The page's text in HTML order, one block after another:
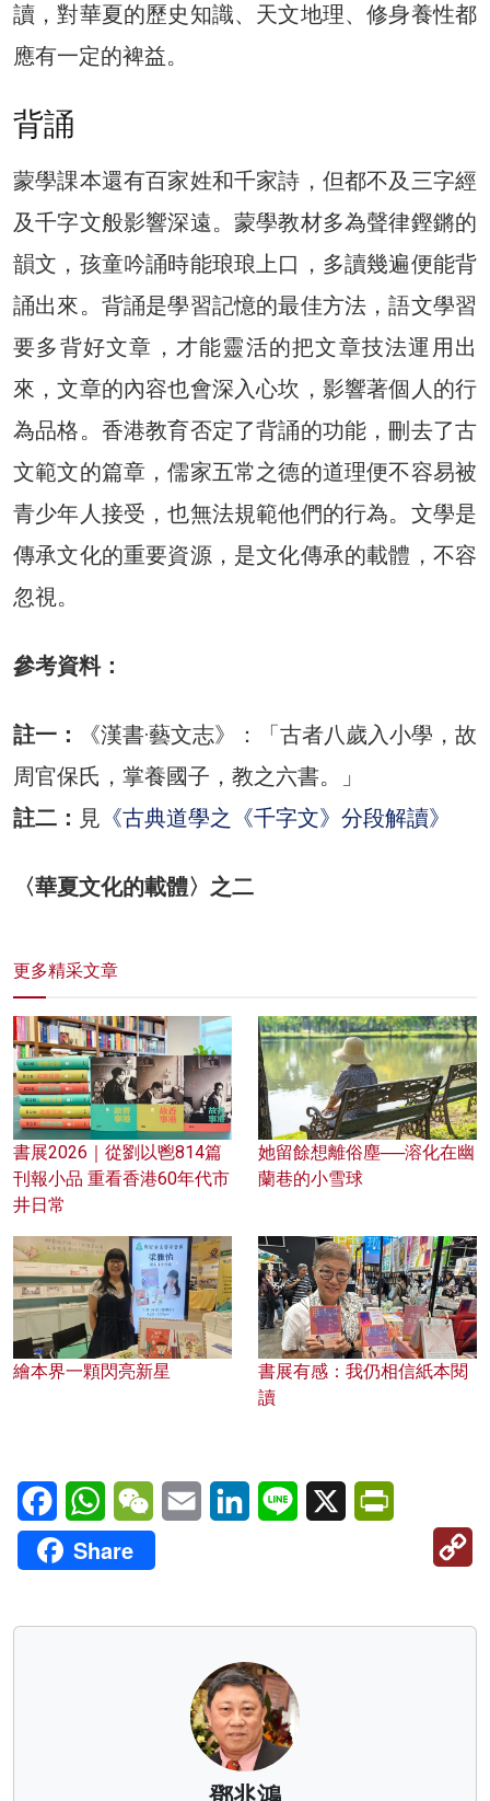
讀，對華夏的歷史知識、天文地理、修身養性都
應有一定的裨益。
背誦
蒙學課本還有百家姓和千家詩，但都不及三字經
及千字文般影響深遠。蒙學教材多為聲律鏗鏘的
韻文，孩童吟誦時能琅琅上口，多讀幾遍便能背
誦出來。背誦是學習記憶的最佳方法，語文學習
要多背好文章，才能靈活的把文章技法運用出
來，文章的內容也會深入心坎，影響著個人的行
為品格。香港教育否定了背誦的功能，刪去了古
文範文的篇章，儒家五常之德的道理便不容易被
青少年人接受，也無法規範他們的行為。文學是
傳承文化的重要資源，是文化傳承的載體，不容
忽視。
參考資料：
註一：
《漢書·藝文志》：「古者八歲入小學，故
周官保氏，掌養國子，教之六書。」
註二： 見 《古典道學之《千字文》分段解讀》
〈華夏文化的載體〉之二
更多精采文章
書展2026｜從劉以鬯814篇
刊報小品 重看香港60年代市
井日常
她留餘想離俗塵──溶化在幽
蘭巷的小雪球
繪本界一顆閃亮新星
書展有感：我仍相信紙本閱
讀
FacebookWhatsAppWeChatEmail LinkedInLine X
Share